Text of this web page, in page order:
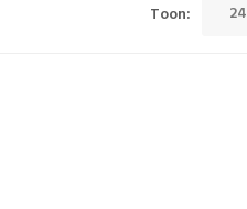
Toon: 24